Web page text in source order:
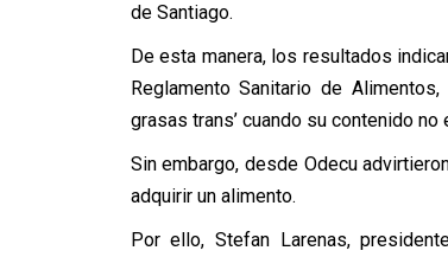
de Santiago.
De esta manera, los resultados
Reglamento Sanitario de
grasas trans’ cuando su contenido
Sin embargo, desde Odecu
adquirir un alimento.
Por ello, Stefan Larenas,